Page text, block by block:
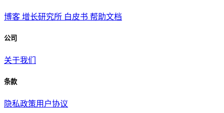
博客 增长研究所 白皮书 帮助文档
公司
关于我们
条款
隐私政策用户协议